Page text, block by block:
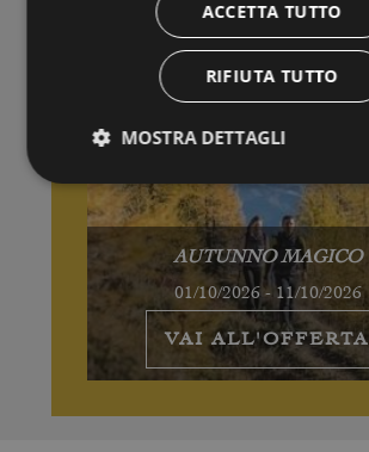
AUTUNNO MAGICO
01/10/2026 - 11/10/2026
VAI ALL'OFFERTA
ACCETTA TUTTO
RIFIUTA TUTTO
MOSTRA DETTAGLI